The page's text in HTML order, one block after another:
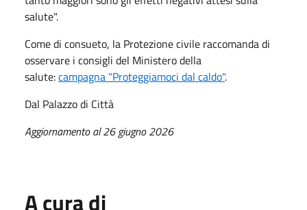
salute".
Come di consueto, la Protezione civile raccomanda di
osservare i consigli del Ministero della
salute:campagna "Proteggiamoci dal caldo".
Dal Palazzo di Città
Aggiornamento al 26 giugno 2026
A cura di